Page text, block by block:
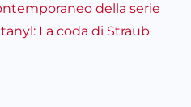
della serie
La coda di Straub